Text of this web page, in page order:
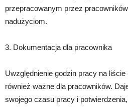
przepracowanym przez
nadużyciom.
3. Dokumentacja dla pracownika
Uwzględnienie godzin pracy na
również ważne dla pracowników.
swojego czasu pracy i